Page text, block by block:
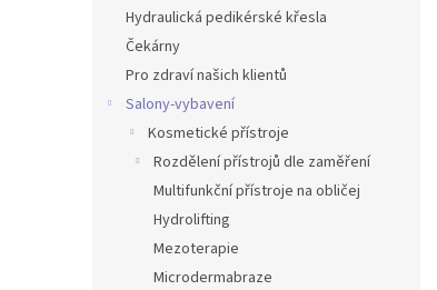
Hydraulická pedikérské křesla
Čekárny
Pro zdraví našich klientů
Salony-vybavení
Kosmetické přístroje
Rozdělení přístrojů dle zaměření
Multifunkční přístroje na obličej
Hydrolifting
Mezoterapie
Microdermabraze